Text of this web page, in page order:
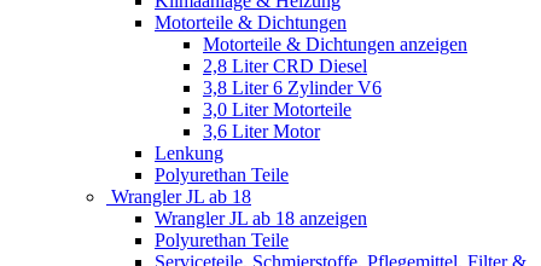
Motorteile & Dichtungen
Motorteile & Dichtungen anzeigen
2,8 Liter CRD Diesel
3,8 Liter 6 Zylinder V6
3,0 Liter Motorteile
3,6 Liter Motor
Lenkung
Polyurethan Teile
Wrangler JL ab 18
Wrangler JL ab 18 anzeigen
Polyurethan Teile
Serviceteile, Schmierstoffe, Pflegemittel, Filter &